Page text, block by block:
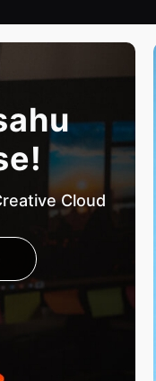
Cloud